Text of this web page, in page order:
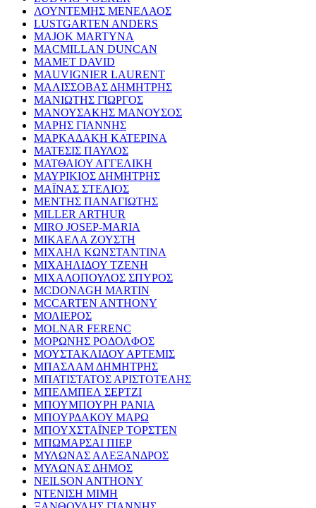
ΛΟΥΝΤΕΜΗΣ ΜΕΝΕΛΑΟΣ
LUSTGARTEN ANDERS
MAJOK MARTYNA
MACMILLAN DUNCAN
MAMET DAVID
MAUVIGNIER LAURENT
ΜΑΛΙΣΣΟΒΑΣ ΔΗΜΗΤΡΗΣ
ΜΑΝΙΩΤΗΣ ΓΙΩΡΓΟΣ
ΜΑΝΟΥΣΑΚΗΣ ΜΑΝΟΥΣΟΣ
ΜΑΡΗΣ ΓΙΑΝΝΗΣ
ΜΑΡΚΑΔΑΚΗ ΚΑΤΕΡΙΝΑ
ΜΑΤΕΣΙΣ ΠΑΥΛΟΣ
ΜΑΤΘΑΙΟΥ ΑΓΓΕΛΙΚΗ
ΜΑΥΡΙΚΙΟΣ ΔΗΜΗΤΡΗΣ
ΜΑΪΝΑΣ ΣΤΕΛΙΟΣ
ΜΕΝΤΗΣ ΠΑΝΑΓΙΩΤΗΣ
MILLER ARTHUR
MIRO JOSEP-MARIA
ΜΙΚΑΕΛΑ ΖΟΥΣΤΗ
ΜΙΧΑΗΛ ΚΩΝΣΤΑΝΤΙΝΑ
ΜΙΧΑΗΛΙΔΟΥ ΤΖΕΝΗ
ΜΙΧΑΛΟΠΟΥΛΟΣ ΣΠΥΡΟΣ
MCDONAGH MARTIN
MCCARTEN ANTHONY
ΜΟΛΙΕΡΟΣ
MOLNAR FERENC
ΜΟΡΩΝΗΣ ΡΟΔΟΛΦΟΣ
ΜΟΥΣΤΑΚΛΙΔΟΥ ΑΡΤΕΜΙΣ
ΜΠΑΣΛΑΜ ΔΗΜΗΤΡΗΣ
ΜΠΑΤΙΣΤΑΤΟΣ ΑΡΙΣΤΟΤΕΛΗΣ
ΜΠΕΛΜΠΕΛ ΣΕΡΤΖΙ
ΜΠΟΥΜΠΟΥΡΗ ΡΑΝΙΑ
ΜΠΟΥΡΔΑΚΟΥ ΜΑΡΩ
ΜΠΟΥΧΣΤΑΪΝΕΡ ΤΟΡΣΤΕΝ
ΜΠΩΜΑΡΣΑΙ ΠΙΕΡ
ΜΥΛΩΝΑΣ ΑΛΕΞΑΝΔΡΟΣ
ΜΥΛΩΝΑΣ ΔΗΜΟΣ
NEILSON ANTHONY
ΝΤΕΝΙΣΗ ΜΙΜΗ